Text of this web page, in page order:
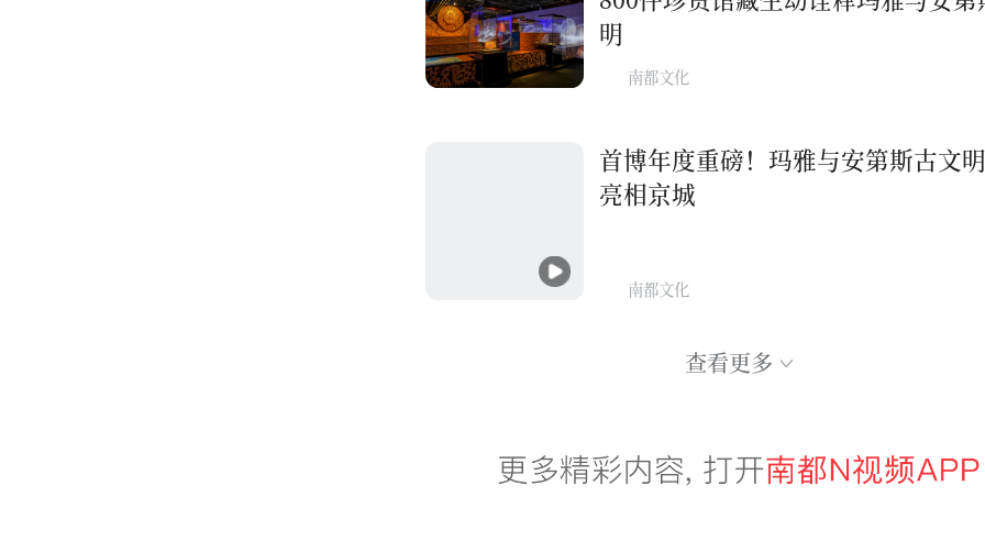
明
南都文化
首博年度重磅！玛雅与安第斯古文
亮相京城
南都文化
查看更多